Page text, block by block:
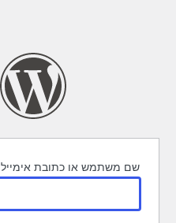
שם משתמש או כתובת אימייל